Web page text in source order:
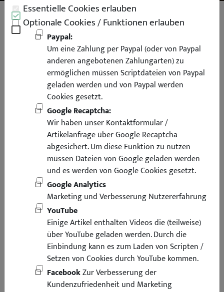
Koch Chemie THE FINISHER
ClearView Glass Cleaner Glas
Reiniger 500ml
Essentielle Cookies erlauben
Optionale Cookies / Funktionen erlauben
Paypal:
Um eine Zahlung per Paypal (oder von Paypal
anderen angebotenen Zahlungarten) zu
ermöglichen müssen Scriptdateien von Paypal
geladen werden und von Paypal werden
Cookies gesetzt.
Google Recaptcha:
Wir haben unser Kontaktformular /
Artikelanfrage über Google Recaptcha
abgesichert. Um diese Funktion zu nutzen
müssen Dateien von Google geladen werden
und es werden von Google Cookies gesetzt.
Google Analytics
Marketing und Verbesserung Nutzererfahrung
YouTube
Einige Artikel enthalten Videos die (teilweise)
über YouTube geladen werden. Durch die
Einbindung kann es zum Laden von Scripten /
Setzen von Cookies durch YouTube kommen.
FacebookZur Verbesserung der
Kundenzufriedenheit und Marketing